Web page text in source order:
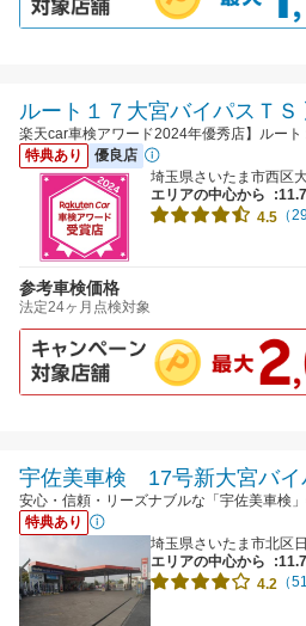
ルート１７大宮バイパスＴＳ
楽天car車検アワード2024年優秀店】ルート
特典あり
優良店
埼玉県さいたま市西区
エリアの中心から
4.5 （
参考車検価格
法定24ヶ月点検対象
宇佐美車検 17号新大宮バイ
安心・信頼・リーズナブルな「宇佐美車検
特典あり
埼玉県さいたま市北区
エリアの中心から
4.2 （